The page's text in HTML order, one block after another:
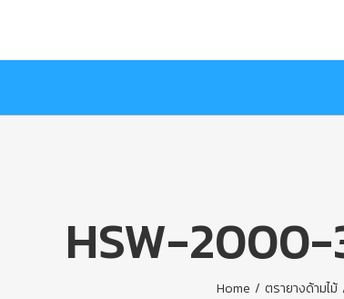
HSW-2000-
Home / ตรายางด้ามไม้